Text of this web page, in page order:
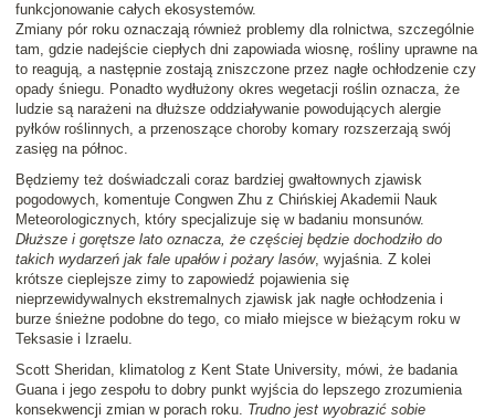
funkcjonowanie całych ekosystemów.
Zmiany pór roku oznaczają również problemy dla rolnictwa, szczególnie
tam, gdzie nadejście ciepłych dni zapowiada wiosnę, rośliny uprawne na
to reagują, a następnie zostają zniszczone przez nagłe ochłodzenie czy
opady śniegu. Ponadto wydłużony okres wegetacji roślin oznacza, że
ludzie są narażeni na dłuższe oddziaływanie powodujących alergie
pyłków roślinnych, a przenoszące choroby komary rozszerzają swój
zasięg na północ.
Będziemy też doświadczali coraz bardziej gwałtownych zjawisk
pogodowych, komentuje Congwen Zhu z Chińskiej Akademii Nauk
Meteorologicznych, który specjalizuje się w badaniu monsunów.
Dłuższe i gorętsze lato oznacza, że częściej będzie dochodziło do
takich wydarzeń jak fale upałów i pożary lasów, wyjaśnia. Z kolei
krótsze cieplejsze zimy to zapowiedź pojawienia się
nieprzewidywalnych ekstremalnych zjawisk jak nagłe ochłodzenia i
burze śnieżne podobne do tego, co miało miejsce w bieżącym roku w
Teksasie i Izraelu.
Scott Sheridan, klimatolog z Kent State University, mówi, że badania
Guana i jego zespołu to dobry punkt wyjścia do lepszego zrozumienia
konsekwencji zmian w porach roku. Trudno jest wyobrazić sobie